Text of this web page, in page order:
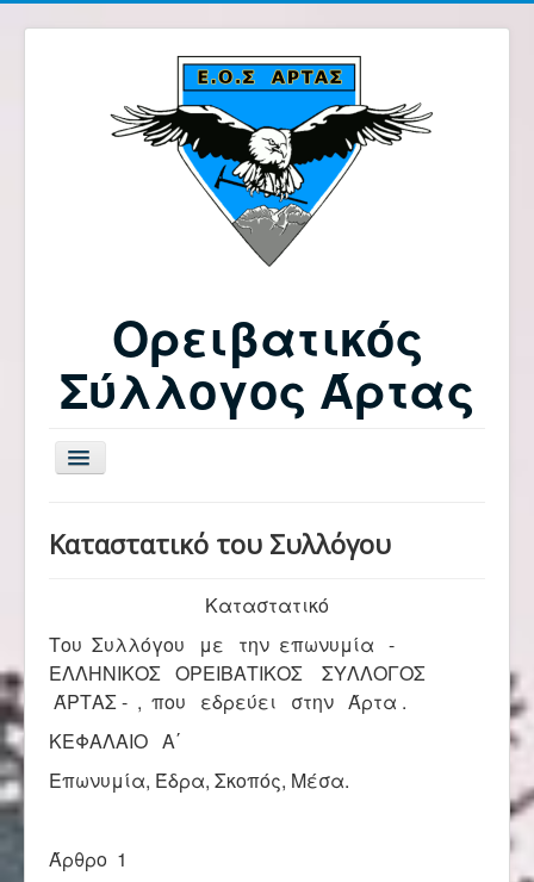
Ορειβατικός
Σύλλογος Άρτας
Εναλλαγή
πλοήγησης
Αρχική
Σύλλογος
Ορειβασία
Καταστατικό του Συλλόγου
Καταστατικό
Του Συλλόγου με την επωνυμία -
ΕΛΛΗΝΙΚΟΣ ΟΡΕΙΒΑΤΙΚΟΣ ΣΥΛΛΟΓΟΣ
ΆΡΤΑΣ - , που εδρεύει στην Άρτα .
ΚΕΦΑΛΑΙΟ Α΄
Επωνυμία, Έδρα, Σκοπός, Μέσα.
Άρθρο 1